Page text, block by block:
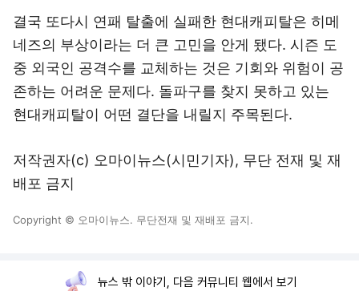
결국 또다시 연패 탈출에 실패한 현대캐피탈은 히메
네즈의 부상이라는 더 큰 고민을 안게 됐다. 시즌 도
중 외국인 공격수를 교체하는 것은 기회와 위험이 공
존하는 어려운 문제다. 돌파구를 찾지 못하고 있는
현대캐피탈이 어떤 결단을 내릴지 주목된다.
저작권자(c) 오마이뉴스(시민기자), 무단 전재 및 재
배포 금지
Copyright © 오마이뉴스. 무단전재 및 재배포 금지.
뉴스 밖 이야기, 다음 커뮤니티 웹에서 보기